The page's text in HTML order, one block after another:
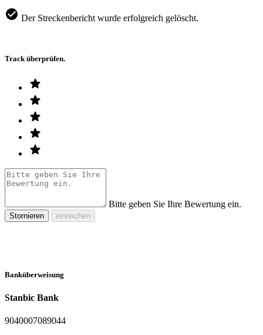
Der Streckenbericht wurde erfolgreich gelöscht.
Track überprüfen.
Bitte geben Sie Ihre Bewertung ein.
Stornieren einreichen
Banküberweisung
Stanbic Bank
9040007089044